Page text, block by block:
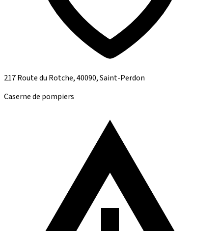
217 Route du Rotche, 40090, Saint-Perdon
Caserne de pompiers